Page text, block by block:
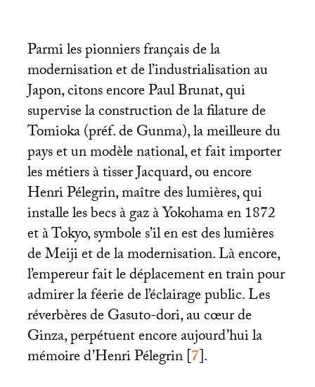
Parmi les pionniers français de la
modernisation et de l’industrialisation au
Japon, citons encore Paul Brunat, qui
supervise la construction de la filature de
Tomioka (préf. de Gunma), la meilleure du
pays et un modèle national, et fait importer
les métiers à tisser Jacquard, ou encore
Henri Pélegrin, maître des lumières, qui
installe les becs à gaz à Yokohama en 1872
et à Tokyo, symbole s’il en est des lumières
de Meiji et de la modernisation. Là encore,
l’empereur fait le déplacement en train pour
admirer la féerie de l’éclairage public. Les
réverbères de Gasuto-dori, au cœur de
Ginza, perpétuent encore aujourd’hui la
mémoire d’Henri Pélegrin[7].